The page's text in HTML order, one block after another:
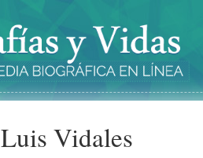
Luis Vidales